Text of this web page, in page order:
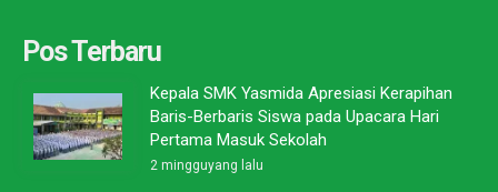
Pos Terbaru
Kepala SMK Yasmida Apresiasi Kerapihan
Baris-Berbaris Siswa pada Upacara Hari
Pertama Masuk Sekolah
2 mingguyang lalu